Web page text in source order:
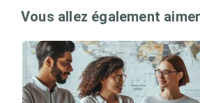
Vous allez également